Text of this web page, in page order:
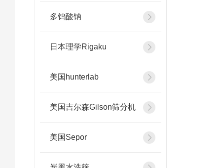
多钨酸钠
日本理学Rigaku
美国hunterlab
美国吉尔森Gilson筛分机
美国Sepor